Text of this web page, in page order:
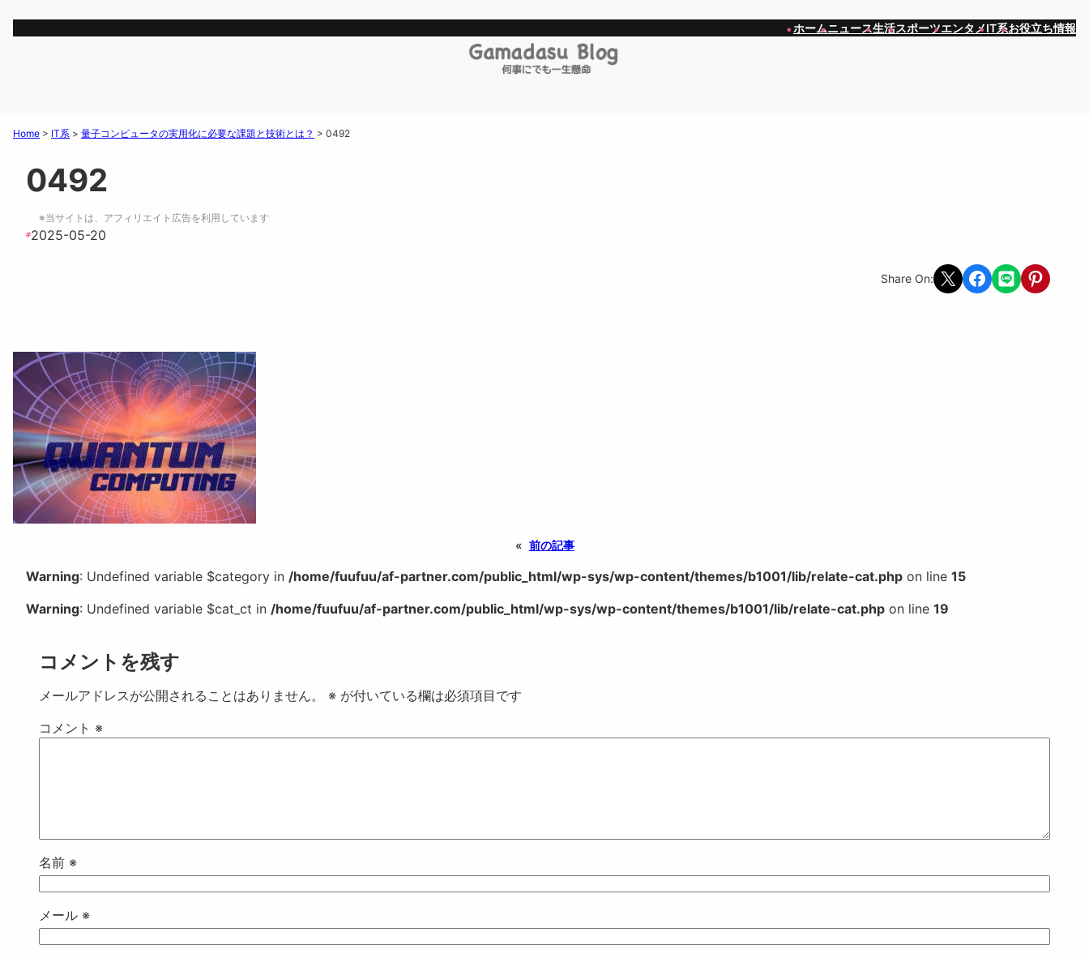
ホームニュース生活スポーツエンタメIT系お役立ち情報
Home > IT系 > 量子コンピュータの実用化に必要な課題と技術とは？ > 0492
0492
※当サイトは、アフィリエイト広告を利用しています
#2025-05-20
Share On: Share on X Share on Facebook
Share on LINEShare on
« 前の記事
Warning: Undefined variable $category in /home/fuufuu/af-partner.com/public_html/wp-sys/wp-content/themes/b1001/lib/relate-cat.php on line 15
Warning: Undefined variable $cat_ct in /home/fuufuu/af-partner.com/public_html/wp-sys/wp-content/themes/b1001/lib/relate-cat.php on line 19
コメントを残す
メールアドレスが公開されることはありません。 ※ が付いている欄は必須項目です
コメント ※
名前 ※
メール ※